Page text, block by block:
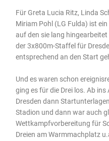
Für Greta Lucia Ritz, Linda
Miriam Pohl (LG Fulda) ist
auf den sie lang
der 3x800m-Staffel für
entsprechend an den Start
Und es waren schon
ging es für die Drei los. Ab
Dresden dann
Stadion und dann war auch
Wettkampfvorbereitung für
Dreien am Warmmachplatz